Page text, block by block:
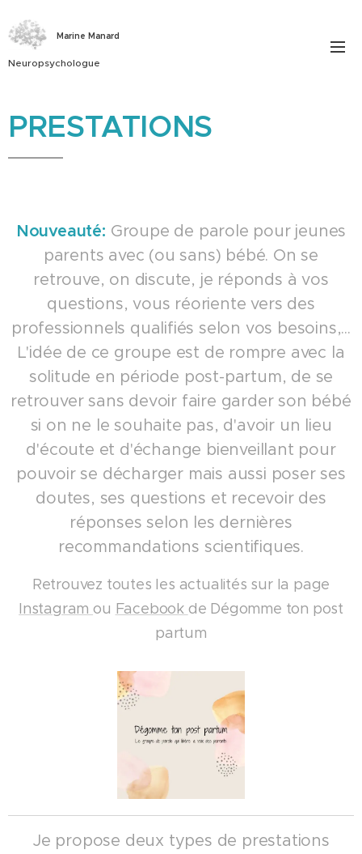
Marine Manard
Neuropsychologue
PRESTATIONS
Nouveauté: Groupe de parole pour jeunes
parents avec (ou sans) bébé. On se
retrouve, on discute, je réponds à vos
questions, vous réoriente vers des
professionnels qualifiés selon vos besoins,...
L'idée de ce groupe est de rompre avec la
solitude en période post-partum, de se
retrouver sans devoir faire garder son bébé
si on ne le souhaite pas, d'avoir un lieu
d'écoute et d'échange bienveillant pour
pouvoir se décharger mais aussi poser ses
doutes, ses questions et recevoir des
réponses selon les dernières
recommandations scientifiques.
Retrouvez toutes les actualités sur la page
Instagramou Facebook de Dégomme ton post
partum
Je propose deux types de prestations